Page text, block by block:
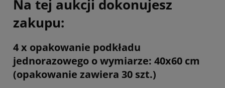
Na tej aukcji dokonujesz
zakupu:
4 x opakowanie podkładu
jednorazowego o wymiarze: 40x60 cm
(opakowanie zawiera 30 szt.)